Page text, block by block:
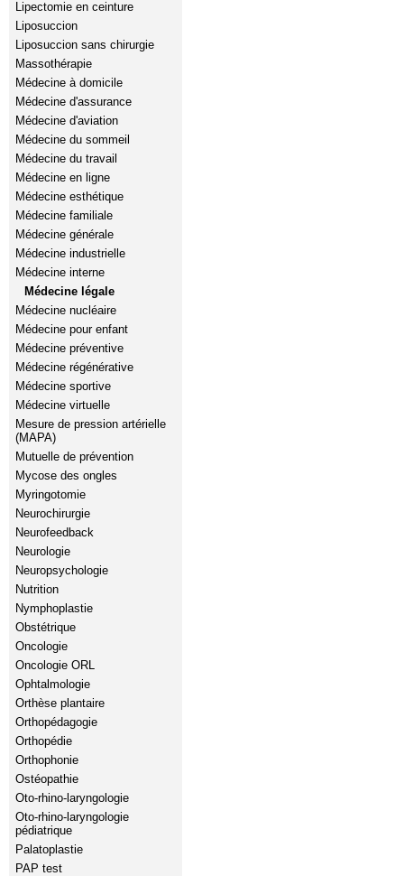
Lipectomie en ceinture
Liposuccion
Liposuccion sans chirurgie
Massothérapie
Médecine à domicile
Médecine d'assurance
Médecine d'aviation
Médecine du sommeil
Médecine du travail
Médecine en ligne
Médecine esthétique
Médecine familiale
Médecine générale
Médecine industrielle
Médecine interne
Médecine légale
Médecine nucléaire
Médecine pour enfant
Médecine préventive
Médecine régénérative
Médecine sportive
Médecine virtuelle
Mesure de pression artérielle
(MAPA)
Mutuelle de prévention
Mycose des ongles
Myringotomie
Neurochirurgie
Neurofeedback
Neurologie
Neuropsychologie
Nutrition
Nymphoplastie
Obstétrique
Oncologie
Oncologie ORL
Ophtalmologie
Orthèse plantaire
Orthopédagogie
Orthopédie
Orthophonie
Ostéopathie
Oto-rhino-laryngologie
Oto-rhino-laryngologie
pédiatrique
Palatoplastie
PAP test